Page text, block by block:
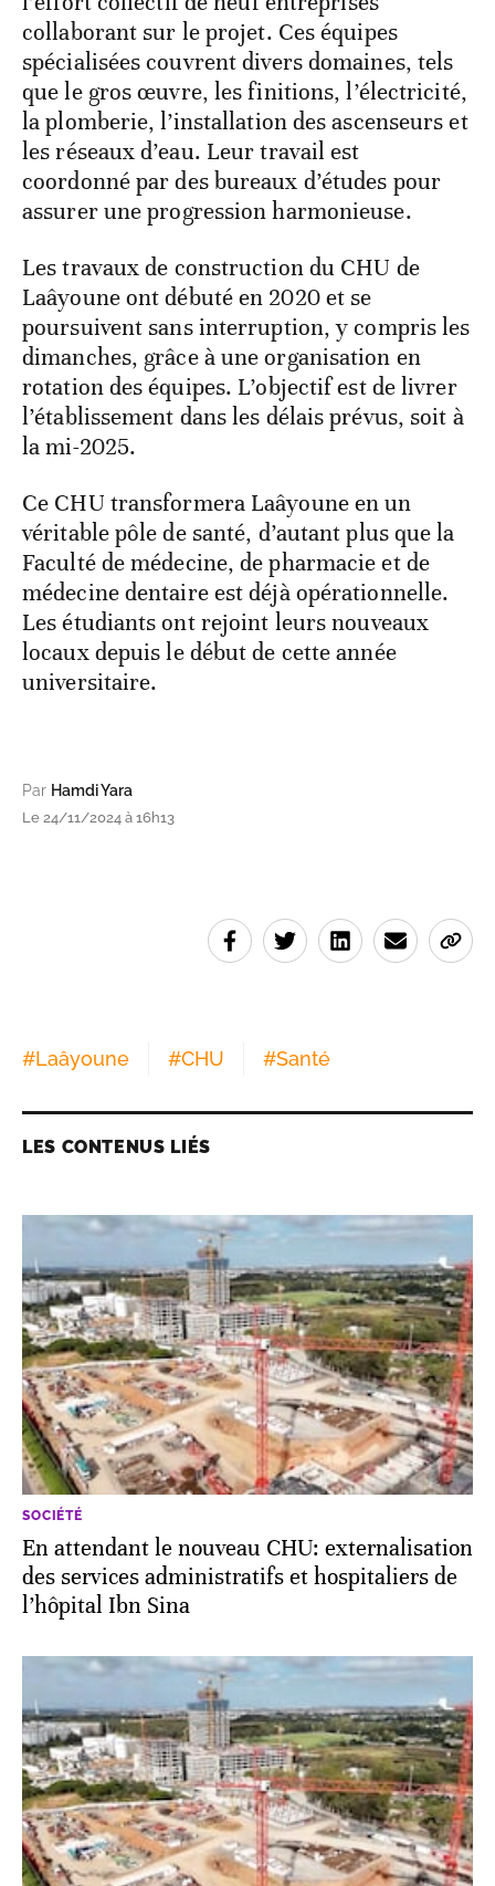
collaborant sur le projet. Ces équipes
spécialisées couvrent divers domaines, tels
que le gros œuvre, les finitions, l’électricité,
la plomberie, l’installation des ascenseurs et
les réseaux d’eau. Leur travail est
coordonné par des bureaux d’études pour
assurer une progression harmonieuse.
Les travaux de construction du CHU de
Laâyoune ont débuté en 2020 et se
poursuivent sans interruption, y compris les
dimanches, grâce à une organisation en
rotation des équipes. L’objectif est de livrer
l’établissement dans les délais prévus, soit à
la mi-2025.
Ce CHU transformera Laâyoune en un
véritable pôle de santé, d’autant plus que la
Faculté de médecine, de pharmacie et de
médecine dentaire est déjà opérationnelle.
Les étudiants ont rejoint leurs nouveaux
locaux depuis le début de cette année
universitaire.
Par Hamdi Yara
Le 24/11/2024 à 16h13
#Laâyoune #CHU #Santé
LES CONTENUS LIÉS
SOCIÉTÉ
En attendant le nouveau CHU: externalisation
des services administratifs et hospitaliers de
l’hôpital Ibn Sina